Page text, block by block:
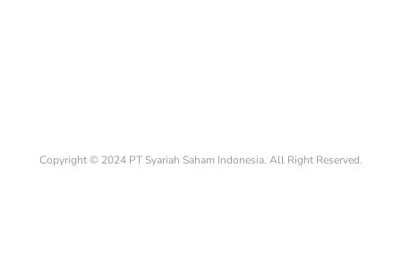
Copyright © 2024 PT Syariah Saham Indonesia. All Right Reserved.